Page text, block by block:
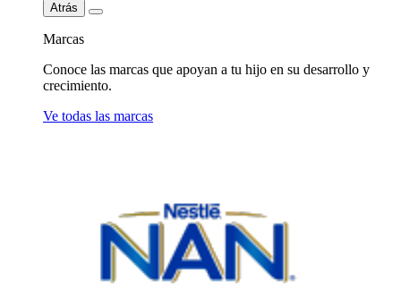
Atrás
Marcas
Conoce las marcas que apoyan a tu hijo en su desarrollo y
crecimiento.
Ve todas las marcas